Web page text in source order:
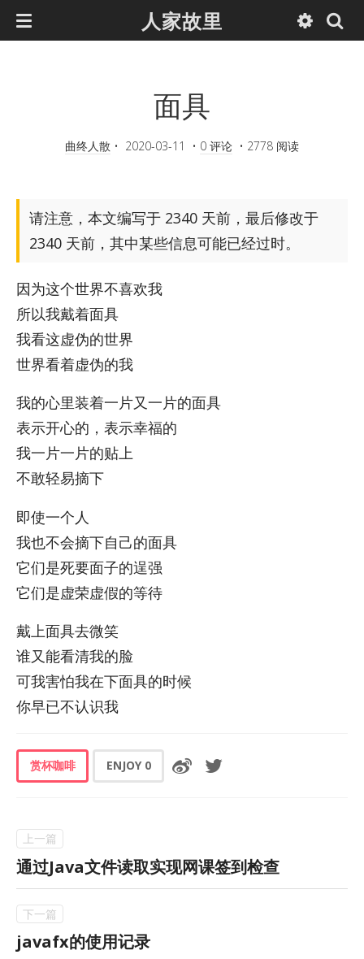
人家故里
面具
曲终人散 • 2020-03-11 • 0 评论 • 2778 阅读
请注意，本文编写于 2340 天前，最后修改于
2340 天前，其中某些信息可能已经过时。
因为这个世界不喜欢我
所以我戴着面具
我看这虚伪的世界
世界看着虚伪的我
我的心里装着一片又一片的面具
表示开心的，表示幸福的
我一片一片的贴上
不敢轻易摘下
即使一个人
我也不会摘下自己的面具
它们是死要面子的逞强
它们是虚荣虚假的等待
戴上面具去微笑
谁又能看清我的脸
可我害怕我在下面具的时候
你早已不认识我
赏杯咖啡 ENJOY 0
通过Java文件读取实现网课签到检查
javafx的使用记录